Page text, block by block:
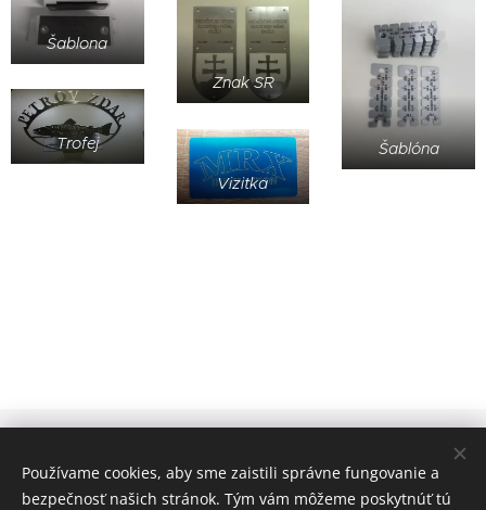
Šablona
Šablóna
Znak SR
Trofej
Vizitka
MRX s.r.o., Stavbárov 6266, 071 01 Michalovce, +421 908 667
873
Používame cookies, aby sme zaistili správne fungovanie a
bezpečnosť našich stránok. Tým vám môžeme poskytnúť tú